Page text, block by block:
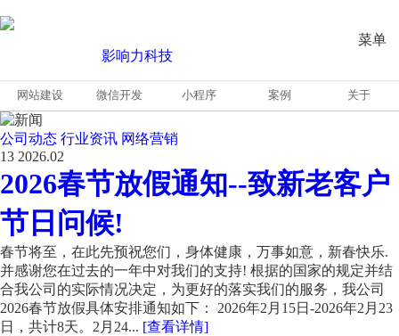
菜单
网站建设 微信开发 小程序 案例 关于
公司动态 行业资讯 网络营销
13 2026.02
2026春节放假通知--致新老客户
节日问候!
春节将至，在此先预祝您们，身体健康，万事如意，新春快乐.
并感谢您在过去的一年中对我们的支持! 根据的国家的规定并结
合我公司的实际情况决定，为更好的落实我们的服务，我公司
2026春节放假具体安排通知如下： 2026年2月15日-2026年2月23
日，共计8天。2月24... [查看详情]